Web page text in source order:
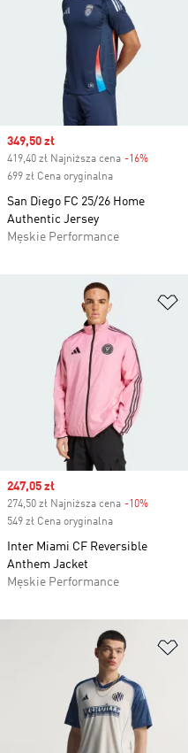
Sale price
349,50 zł
419,40 zł Najniższa cena -16%
699 zł Cena oryginalna
San Diego FC 25/26 Home
Authentic Jersey
Męskie Performance
Sale price
247,05 zł
274,50 zł Najniższa cena -10%
549 zł Cena oryginalna
Inter Miami CF Reversible
Anthem Jacket
Męskie Performance